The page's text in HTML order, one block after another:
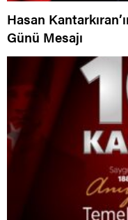
Hasan
Günü Mesajı